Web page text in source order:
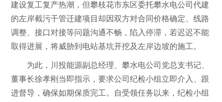
建设复工复产热潮，但攀枝花市东区委托攀水电公司代建
的左岸截污干管迁建项目却因双方对合同价格确定、线路
调整、接口对接等问题沟通不畅，陷入停滞，若迟迟不能
取得进展，将威胁到电站基坑开挖及左岸边坡的施工。
为此，川投能源副总经理、攀水电公司党总支书记、
董事长徐孝刚当即指示，要求公司纪检小组立即介入、跟
进督导，确保如期保质完工。自受领任务以来，纪检小组